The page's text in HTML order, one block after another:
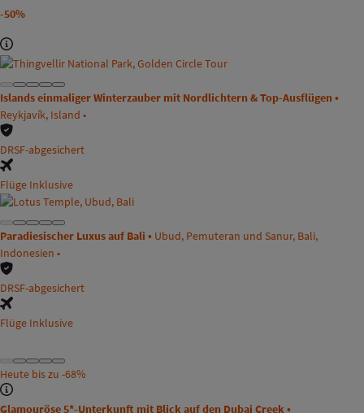
-50%
Islands einmaliger Winterzauber mit Nordlichtern & Top-Ausflügen •
Reykjavík, Island •
DRSF-abgesichert
Flüge Inklusive
Paradiesischer Luxus auf Bali • Ubud, Pemuteran und Sanur, Bali,
Indonesien •
DRSF-abgesichert
Flüge Inklusive
Heute bis zu -68%
Glamouröse 5*-Unterkunft mit Blick auf den Dubai Creek •